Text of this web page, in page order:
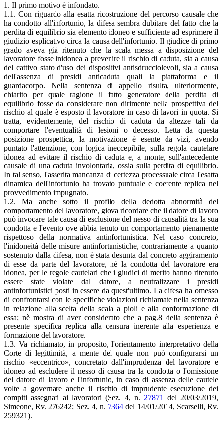
1. Il primo motivo è infondato.
1.1. Con riguardo alla esatta ricostruzione del percorso causale che
ha condotto all'infortunio, la difesa sembra dubitare del fatto che la
perdita di equilibrio sia elemento idoneo e sufficiente ad esprimere il
giudizio esplicativo circa la causa dell'infortunio. Il giudice di primo
grado aveva già ritenuto che la scala messa a disposizione del
lavoratore fosse inidonea a prevenire il rischio di caduta, sia a causa
del cattivo stato d'uso dei dispositivi antisdrucciolevoli, sia a causa
dell'assenza di presidi anticaduta quali la piattaforma e il
guardacorpo. Nella sentenza di appello risulta, ulteriormente,
chiarito per quale ragione il fatto generatore della perdita di
equilibrio fosse da considerare non dirimente nella prospettiva del
rischio al quale è esposto il lavoratore in caso di lavori in quota. Si
tratta, evidentemente, del rischio di caduta da altezze tali da
comportare l'eventualità di lesioni o decesso. Letta da questa
posizione prospettica, la motivazione è esente da vizi, avendo
puntato l'attenzione, con logica ineccepibile, sulla regola cautelare
idonea ad evitare il rischio di caduta e, a monte, sull'antecedente
causale di una caduta involontaria, ossia sulla perdita di equilibrio.
In tal senso, l'asserita mancanza di certezza processuale circa l'esatta
dinamica dell'infortunio ha trovato puntuale e coerente replica nel
provvedimento impugnato.
1.2. Ma anche sotto il profilo della dedotta abnormità del
comportamento del lavoratore, giova ricordare che il datore di lavoro
può invocare tale causa di esclusione del nesso di causalità tra la sua
condotta e l'evento ove abbia tenuto un comportamento pienamente
rispettoso della normativa antinfortunistica. Nel caso concreto,
l'inidoneità delle misure antinfortunistiche, contrariamente a quanto
sostenuto dalla difesa, non è stata desunta dal concreto aggiramento
di esse da parte del lavoratore, né la condotta del lavoratore era
idonea, per le regole cautelari che i giudici di merito hanno ritenuto
essere state violate dal datore, a neutralizzare i presidi
antinfortunistici posti in essere da quest'ultimo. La difesa ha omesso
di confrontarsi con le specifiche violazioni richiamate nella sentenza
in relazione alla scelta della scala a pioli e alla conformazione di
essa; nè mostra di aver considerato che a pag.8 della sentenza è
presente specifica replica alla censura inerente alla esperienza e
formazione del lavoratore.
1.3. Va richiamato, in proposito, l'orientamento interpretativo della
Corte di legittimità, a mente del quale non può configurarsi un
rischio «eccentrico», concretato dall'imprudenza del lavoratore e
idoneo ad escludere il nesso di causa tra la condotta o l'omissione
del datore di lavoro e l'infortunio, in caso di assenza delle cautele
volte a governare anche il rischio di imprudente esecuzione dei
compiti assegnati ai lavoratori (Sez. 4, n. 27871
del 20/03/2019,
Simeone, Rv. 276242; Sez. 4, n. 7364 del 14/01/2014, Scarselli, Rv.
259321).